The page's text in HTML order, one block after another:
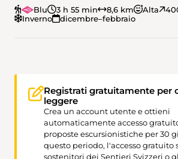
Blu 3 h 55 min 8,6 km Alta
Inverno
dicembre–febbraio
Registrati gratuitamente per
leggere
Crea un account utente e ottieni
automaticamente accesso
proposte escursionistiche per 30
questo periodo, l'accesso gratuito
sostenitori dei Sentieri Svizzeri o